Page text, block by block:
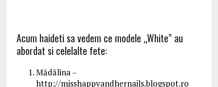
Acum haideti sa vedem ce modele „White” au
abordat si celelalte fete:
Mădălina –
http://misshappyandhernails.blogspot.ro